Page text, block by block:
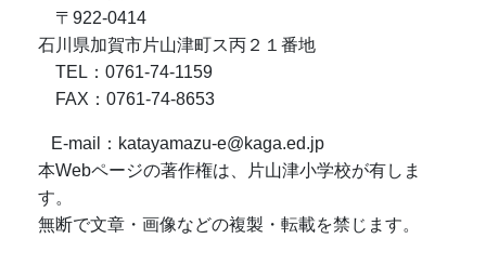
〒922-0414
石川県加賀市片山津町ス丙２１番地
TEL：0761-74-1159
FAX：0761-74-8653
E-mail：katayamazu-e@kaga.ed.jp
本Webページの著作権は、片山津小学校が有しま
す。
無断で文章・画像などの複製・転載を禁じます。